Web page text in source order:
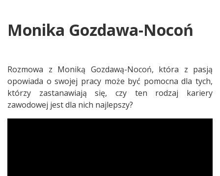
Monika Gozdawa-Nocoń
Rozmowa z Moniką Gozdawą-Nocoń, która z pasją
opowiada o swojej pracy może być pomocna dla tych,
którzy zastanawiają się, czy ten rodzaj kariery
zawodowej jest dla nich najlepszy?